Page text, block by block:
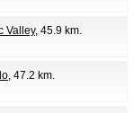
Valley, 45.9 km.
, 47.2 km.